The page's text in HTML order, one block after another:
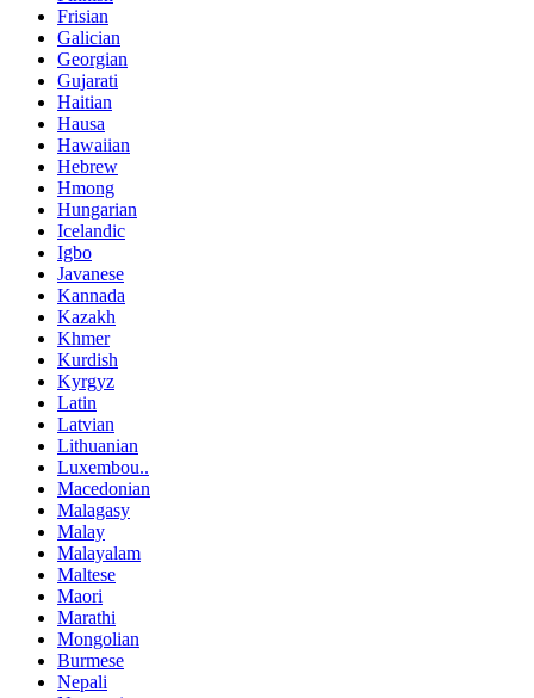
Frisian
Galician
Georgian
Gujarati
Haitian
Hausa
Hawaiian
Hebrew
Hmong
Hungarian
Icelandic
Igbo
Javanese
Kannada
Kazakh
Khmer
Kurdish
Kyrgyz
Latin
Latvian
Lithuanian
Luxembou..
Macedonian
Malagasy
Malay
Malayalam
Maltese
Maori
Marathi
Mongolian
Burmese
Nepali